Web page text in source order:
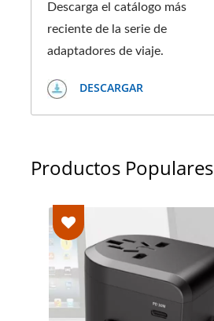
Descarga el catálogo más
reciente de la serie de
adaptadores de viaje.
DESCARGAR
Productos Populares